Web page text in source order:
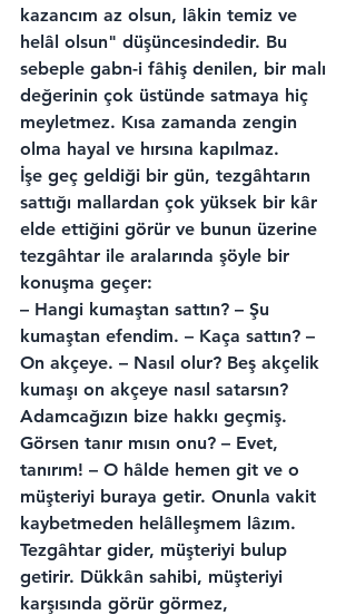
kazancım az olsun, lâkin temiz ve
helâl olsun" düşüncesindedir. Bu
sebeple gabn-i fâhiş denilen, bir malı
değerinin çok üstünde satmaya hiç
meyletmez. Kısa zamanda zengin
olma hayal ve hırsına kapılmaz.
İşe geç geldiği bir gün, tezgâhtarın
sattığı mallardan çok yüksek bir kâr
elde ettiğini görür ve bunun üzerine
tezgâhtar ile aralarında şöyle bir
konuşma geçer:
– Hangi kumaştan sattın? – Şu
kumaştan efendim. – Kaça sattın? –
On akçeye. – Nasıl olur? Beş akçelik
kumaşı on akçeye nasıl satarsın?
Adamcağızın bize hakkı geçmiş.
Görsen tanır mısın onu? – Evet,
tanırım! – O hâlde hemen git ve o
müşteriyi buraya getir. Onunla vakit
kaybetmeden helâlleşmem lâzım.
Tezgâhtar gider, müşteriyi bulup
getirir. Dükkân sahibi, müşteriyi
karşısında görür görmez,